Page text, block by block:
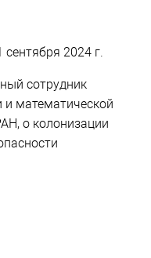
сентября 2024 г.
сотрудник
и математической
о колонизации